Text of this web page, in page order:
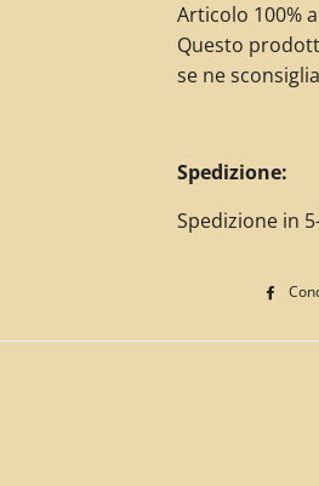
Articolo 100%
Questo
se ne
Spedizione:
Spedizione in